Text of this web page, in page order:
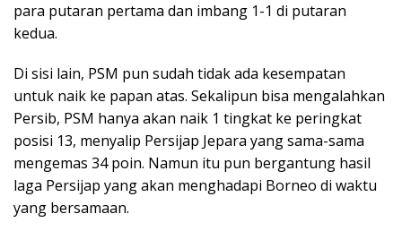
para putaran pertama dan imbang 1-1 di putaran
kedua.
Di sisi lain, PSM pun sudah tidak ada kesempatan
untuk naik ke papan atas. Sekalipun bisa mengalahkan
Persib, PSM hanya akan naik 1 tingkat ke peringkat
posisi 13, menyalip Persijap Jepara yang sama-sama
mengemas 34 poin. Namun itu pun bergantung hasil
laga Persijap yang akan menghadapi Borneo di waktu
yang bersamaan.